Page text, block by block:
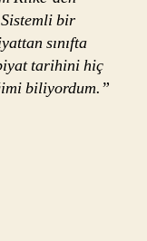
Sistemli bir
sınıfta
tarihini hiç
biliyordum.”